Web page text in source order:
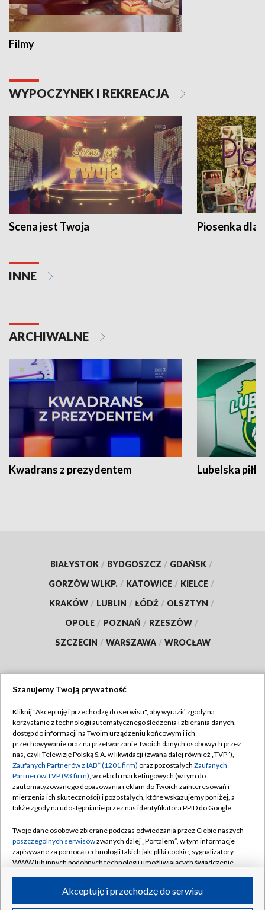
Filmy
WYPOCZYNEK I REKREACJA
Scena jest Twoja Piosenka dla
INNE
ARCHIWALNE
Kwadrans z prezydentem Lubelska piłka
BIAŁYSTOK / BYDGOSZCZ / GDAŃSK /
GORZÓW WLKP. / KATOWICE / KIELCE /
KRAKÓW / LUBLIN / ŁÓDŹ / OLSZTYN /
OPOLE / POZNAŃ / RZESZÓW /
SZCZECIN / WARSZAWA / WROCŁAW
TVP
Abonament TVP
Emisja w TVP
Centrum informacji TVP
Naziemna Telewizja Cyfrowa
Rada Programowa
System NOS
Informacje o nadawcy
Program dla prasy
Regulamin TVP
Polityka prywatności
Moje zgody
Pomoc
Kontakt
Kanały
Szanujemy Twoją prywatność
Kliknij "Akceptuję i przechodzę do serwisu", aby wyrazić zgody na
korzystanie z technologii automatycznego śledzenia i zbierania danych,
dostęp do informacji na Twoim urządzeniu końcowym i ich
przechowywanie oraz na przetwarzanie Twoich danych osobowych przez
nas, czyli Telewizję Polską S.A. w likwidacji (zwaną dalej również „TVP”),
Zaufanych Partnerów z IAB* (1201 firm) oraz pozostałych Zaufanych
Partnerów TVP (93 firm), w celach marketingowych (w tym do
zautomatyzowanego dopasowania reklam do Twoich zainteresowań i
mierzenia ich skuteczności) i pozostałych, które wskazujemy poniżej, a
także zgody na udostępnianie przez nas identyfikatora PPID do Google.
Twoje dane osobowe zbierane podczas odwiedzania przez Ciebie naszych
poszczególnych serwisówzwanych dalej „Portalem”, w tym informacje
zapisywane za pomocą technologii takich jak: pliki cookie, sygnalizatory
WWW lub innych podobnych technologii umożliwiających świadczenie
ruchu w Internecie.Akceptuję i przechodzę do serwisu